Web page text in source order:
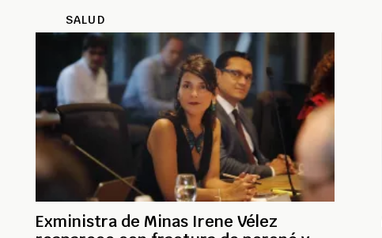
SALUD
Exministra de Minas Irene Vélez